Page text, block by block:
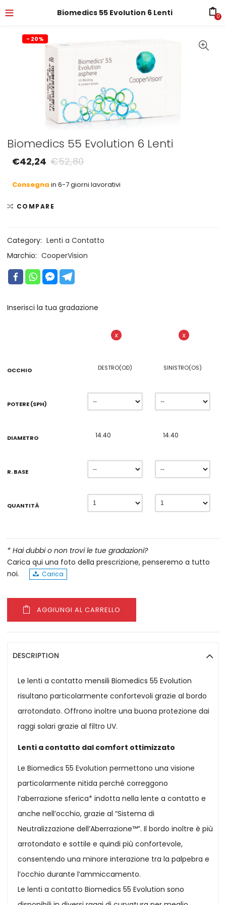
Biomedics 55 Evolution 6 Lenti 0
- 20%
Biomedics 55 Evolution 6 Lenti
€42,24 €52,80
Consegna in 6-7 giorni lavorativi
COMPARE
Category: Lenti a Contatto
Marchio: CooperVision
Inserisci la tua gradazione
X X
OCCHIO DESTRO(OD) SINISTRO(OS)
POTERE (SPH)
DIAMETRO
R. BASE
QUANTITÀ
* Hai dubbi o non trovi le tue gradazioni?
Carica qui una foto della prescrizione, penseremo a tutto
noi.
Carica
AGGIUNGI AL CARRELLO
DESCRIPTION
Le lenti a contatto mensili Biomedics 55 Evolution
risultano particolarmente confortevoli grazie al bordo
arrotondato. Offrono inoltre una buona protezione dai
raggi solari grazie al filtro UV.
Lenti a contatto dal comfort ottimizzato
Le Biomedics 55 Evolution permettono una visione
particolarmente nitida perché correggono
l’aberrazione sferica* indotta nella lente a contatto e
anche nell’occhio, grazie al “Sistema di
Neutralizzazione dell’Aberrazione™”. Il bordo inoltre è più
arrotondato e sottile e quindi più confortevole,
consentendo una minore interazione tra la palpebra e
l’occhio durante l’ammiccamento.
Le lenti a contatto Biomedics 55 Evolution sono